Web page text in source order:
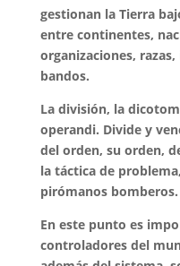
gestionan la Tierra
entre continentes,
organizaciones,
bandos.
La división, la
operandi. Divide y
del orden, su orden,
la táctica de
pirómanos bomberos.
En este punto es
controladores del